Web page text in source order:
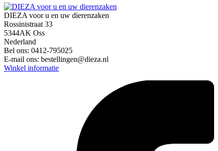
DIEZA voor u en uw dierenzaken
Rossinistraat 33
5344AK Oss
Nederland
Bel ons: 0412-795025
E-mail ons: bestellingen@dieza.nl
Winkel informatie